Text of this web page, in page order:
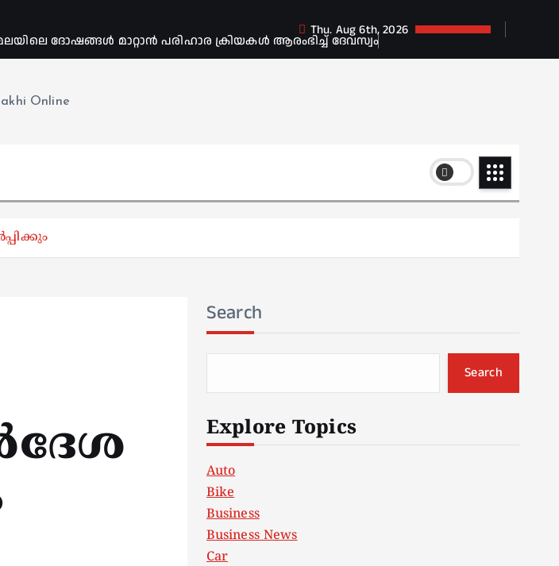
ദോഷങ്ങൾ മാറ്റാൻ പരിഹാര ക്രിയകൾ ആരംഭിച്ച് ദേവസ്വം
Thu. Aug 6th, 2026
Search
Search
Explore Topics
Auto
Bike
Business
Business News
Car